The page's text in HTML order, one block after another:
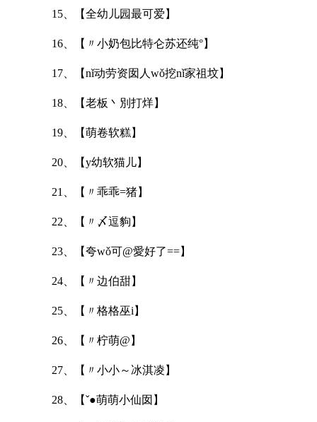
15、【全幼儿园最可爱】
16、【〃小奶包比特仑苏还纯°】
17、【nǐ动劳资囡人wǒ挖nǐ家祖坟】
18、【老板丶別打烊】
19、【萌卷软糕】
20、【y幼软猫儿】
21、【〃乖乖=猪】
22、【〃〆逗豿】
23、【夸wǒ可@愛好了==】
24、【〃边伯甜】
25、【〃格格巫i】
26、【〃柠萌@】
27、【〃小小～冰淇凌】
28、【ˇ●萌萌小仙囡】